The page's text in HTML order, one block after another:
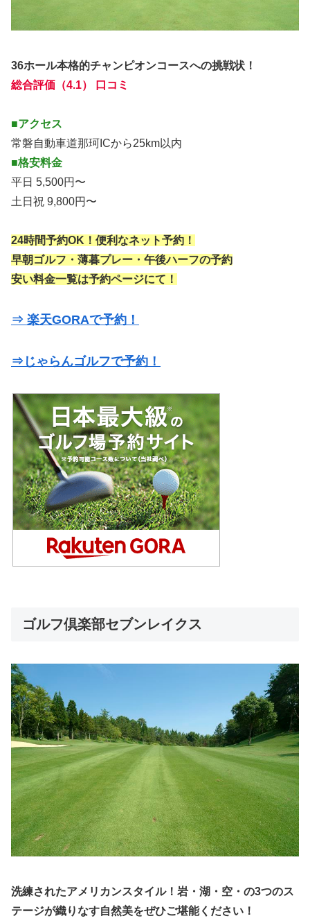
36ホール本格的チャンピオンコースへの挑戦状！
総合評価（4.1） 口コミ
■アクセス
常磐自動車道那珂ICから25km以内
■格安料金
平日 5,500円〜
土日祝 9,800円〜
24時間予約OK！便利なネット予約！
早朝ゴルフ・薄暮プレー・午後ハーフの予約
安い料金一覧は予約ページにて！
⇒ 楽天GORAで予約！
⇒じゃらんゴルフで予約！
ゴルフ倶楽部セブンレイクス
洗練されたアメリカンスタイル！岩・湖・空・の3つのス
テージが織りなす自然美をぜひご堪能ください！